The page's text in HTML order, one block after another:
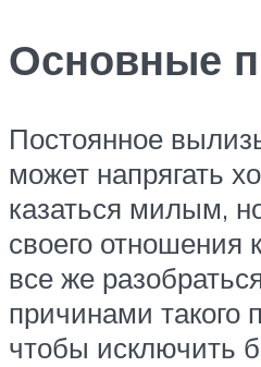
Основные
Постоянное
может напрягать
казаться милым,
своего отношения
все же
причинами такого
чтобы исключить